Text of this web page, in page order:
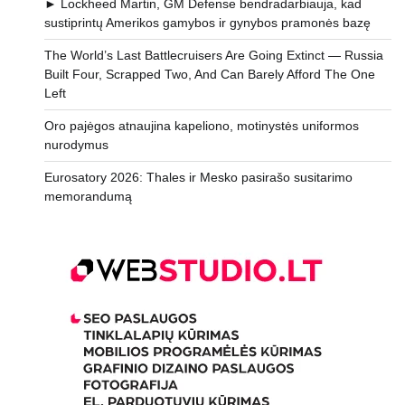
► Lockheed Martin, GM Defense bendradarbiauja, kad
sustiprintų Amerikos gamybos ir gynybos pramonės bazę
The World’s Last Battlecruisers Are Going Extinct — Russia
Built Four, Scrapped Two, And Can Barely Afford The One
Left
Oro pajėgos atnaujina kapeliono, motinystės uniformos
nurodymus
Eurosatory 2026: Thales ir Mesko pasirašo susitarimo
memorandumą